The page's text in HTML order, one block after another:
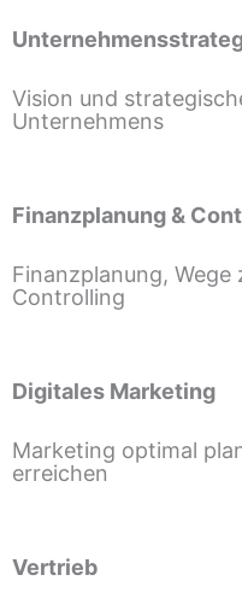
Vision und
Unternehmens
Finanzplanung &
Finanzplanung, Wege
Controlling
Digitales Marketing
Marketing optimal
erreichen
Vertrieb